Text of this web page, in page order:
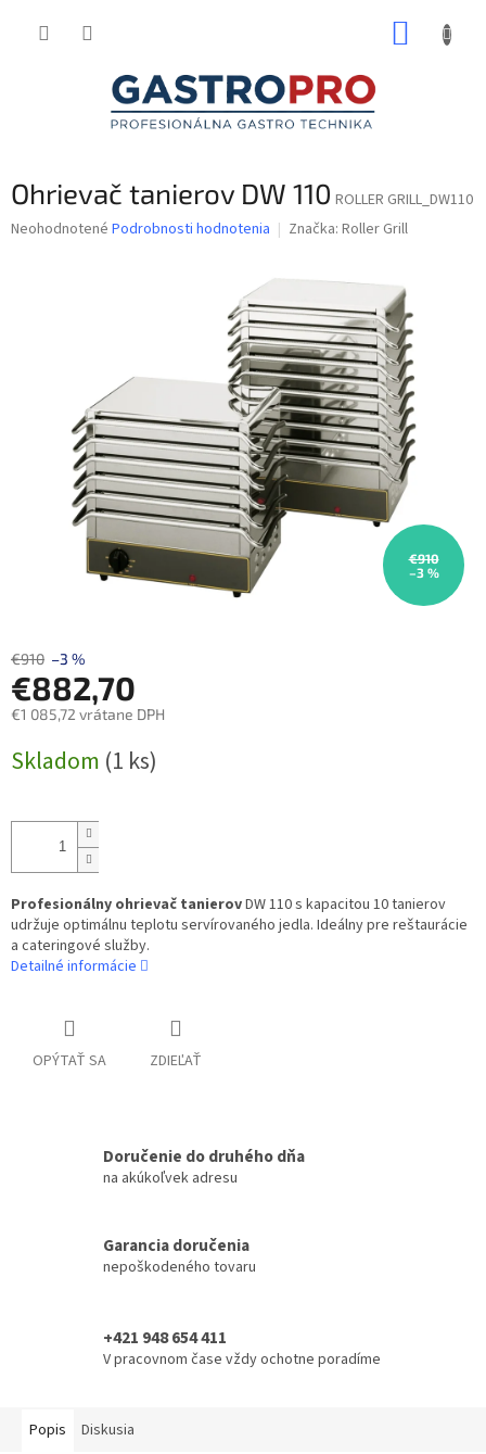
Ohrievač tanierov DW 110 ROLLER GRILL_DW110
Priemerné
Neohodnotené Podrobnosti hodnotenia Značka: Roller Grill
€910
–3 %
€910 –3 %
€882,70
€1 085,72 vrátane DPH
cena:
Skladom (1 ks)
Profesionálny ohrievač tanierovDW 110 s kapacitou 10 tanierov
udržuje optimálnu teplotu servírovaného jedla. Ideálny pre reštaurácie
a cateringové služby.
Detailné informácie
OPÝTAŤ SA ZDIEĽAŤ
Doručenie do druhého dňa
na akúkoľvek adresu
Garancia doručenia
nepoškodeného tovaru
+421 948 654 411
V pracovnom čase vždy ochotne poradíme
Popis Diskusia